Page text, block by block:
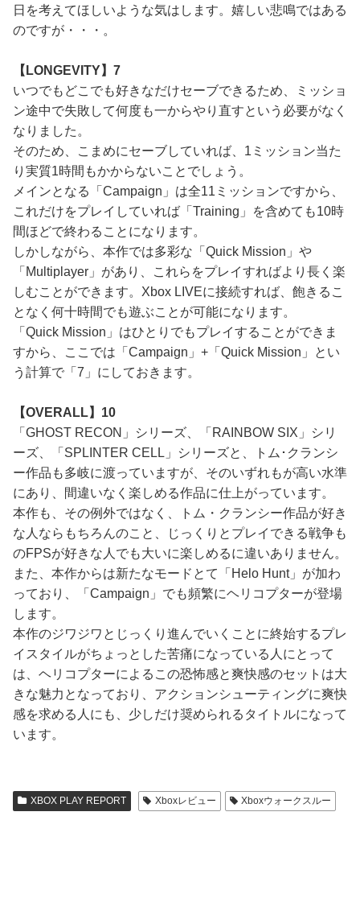
日を考えてほしいような気はします。嬉しい悲鳴ではある
のですが・・・。
【LONGEVITY】7
いつでもどこでも好きなだけセーブできるため、ミッショ
ン途中で失敗して何度も一からやり直すという必要がなく
なりました。
そのため、こまめにセーブしていれば、1ミッション当た
り実質1時間もかからないことでしょう。
メインとなる「Campaign」は全11ミッションですから、
これだけをプレイしていれば「Training」を含めても10時
間ほどで終わることになります。
しかしながら、本作では多彩な「Quick Mission」や
「Multiplayer」があり、これらをプレイすればより長く楽
しむことができます。Xbox LIVEに接続すれば、飽きるこ
となく何十時間でも遊ぶことが可能になります。
「Quick Mission」はひとりでもプレイすることができま
すから、ここでは「Campaign」+「Quick Mission」とい
う計算で「7」にしておきます。
【OVERALL】10
「GHOST RECON」シリーズ、「RAINBOW SIX」シリ
ーズ、「SPLINTER CELL」シリーズと、トム･クランシ
ー作品も多岐に渡っていますが、そのいずれもが高い水準
にあり、間違いなく楽しめる作品に仕上がっています。
本作も、その例外ではなく、トム・クランシー作品が好き
な人ならもちろんのこと、じっくりとプレイできる戦争も
のFPSが好きな人でも大いに楽しめるに違いありません。
また、本作からは新たなモードとて「Helo Hunt」が加わ
っており、「Campaign」でも頻繁にヘリコプターが登場
します。
本作のジワジワとじっくり進んでいくことに終始するプレ
イスタイルがちょっとした苦痛になっている人にとって
は、ヘリコプターによるこの恐怖感と爽快感のセットは大
きな魅力となっており、アクションシューティングに爽快
感を求める人にも、少しだけ奨められるタイトルになって
います。
XBOX PLAY REPORT Xboxレビュー Xboxウォークスルー